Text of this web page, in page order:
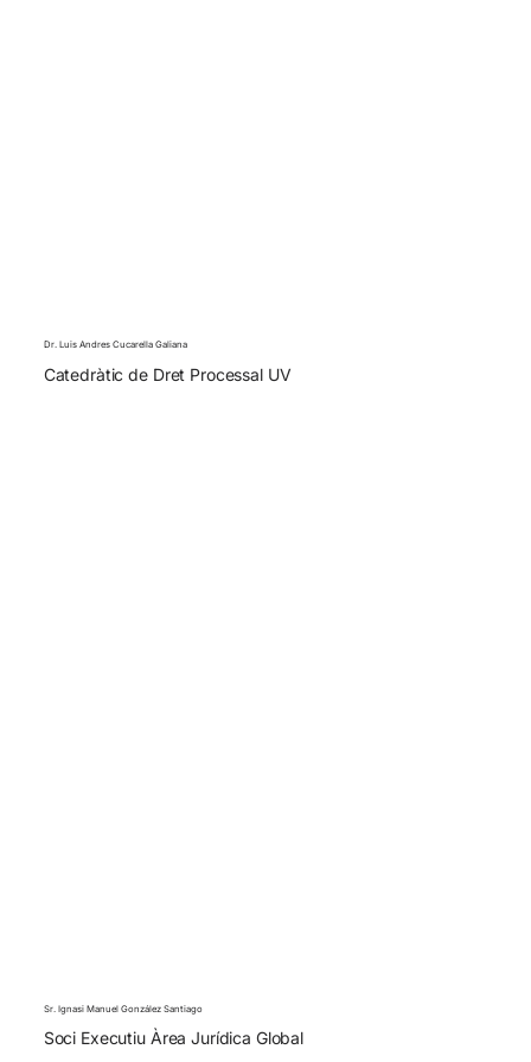
Dr. Luis Andres Cucarella Galiana
Catedràtic de Dret Processal UV
Sr. Ignasi Manuel González Santiago
Soci Executiu Àrea Jurídica Global